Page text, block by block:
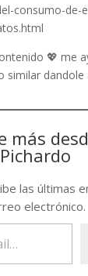
consumo-de-
💖 me
similar dandole
más
Pichardo
las últimas
electrónico.